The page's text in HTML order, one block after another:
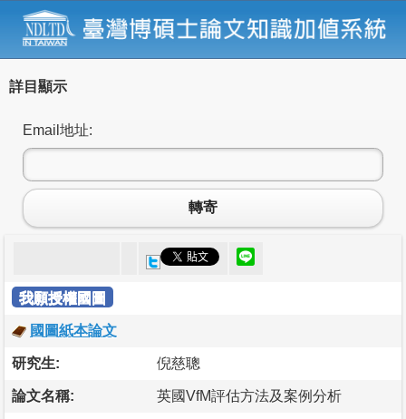
詳目顯示
Email地址:
轉寄
我願授權國圖
國圖紙本論文
研究生: 倪慈聰
論文名稱: 英國VfM評估方法及案例分析